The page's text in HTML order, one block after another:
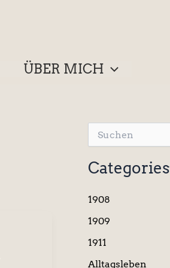
ÜBER MICH
u
c
h
n
a
h
Categories
1908
1909
1911
Alltagsleben